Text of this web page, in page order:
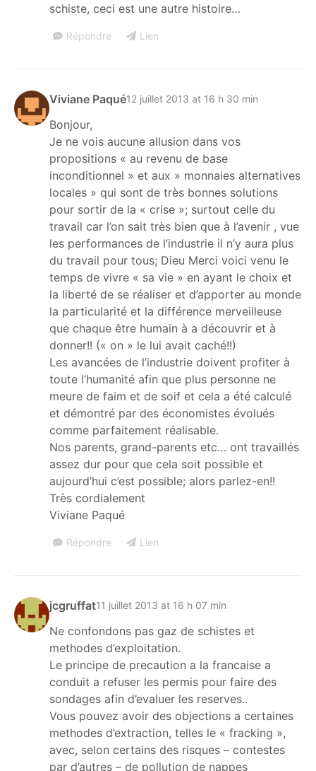
schiste, ceci est une autre histoire…
Répondre Lien
Viviane Paqué12 juillet 2013 at 16 h 30 min
Bonjour,
Je ne vois aucune allusion dans vos
propositions « au revenu de base
inconditionnel » et aux » monnaies alternatives
locales » qui sont de très bonnes solutions
pour sortir de la « crise »; surtout celle du
travail car l’on sait très bien que à l’avenir , vue
les performances de l’industrie il n’y aura plus
du travail pour tous; Dieu Merci voici venu le
temps de vivre « sa vie » en ayant le choix et
la liberté de se réaliser et d’apporter au monde
la particularité et la différence merveilleuse
que chaque être humain à a découvrir et à
donner!! (« on » le lui avait caché!!)
Les avancées de l’industrie doivent profiter à
toute l’humanité afin que plus personne ne
meure de faim et de soif et cela a été calculé
et démontré par des économistes évolués
comme parfaitement réalisable.
Nos parents, grand-parents etc… ont travaillés
assez dur pour que cela soit possible et
aujourd’hui c’est possible; alors parlez-en!!
Très cordialement
Viviane Paqué
Répondre Lien
jcgruffat11 juillet 2013 at 16 h 07 min
Ne confondons pas gaz de schistes et
methodes d’exploitation.
Le principe de precaution a la francaise a
conduit a refuser les permis pour faire des
sondages afin d’evaluer les reserves..
Vous pouvez avoir des objections a certaines
methodes d’extraction, telles le « fracking »,
avec, selon certains des risques – contestes
par d’autres – de pollution de nappes